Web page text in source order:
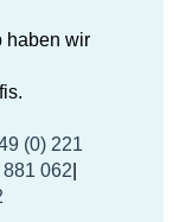
haben wir
(0) 221
881 062